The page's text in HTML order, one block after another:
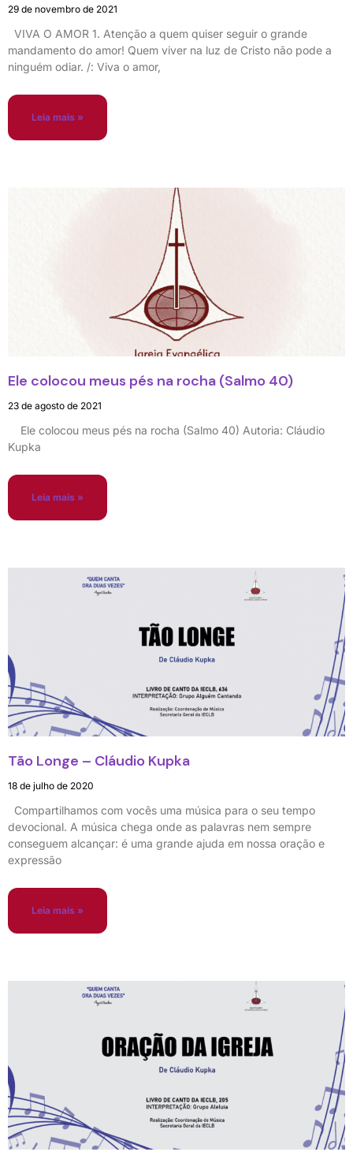
29 de novembro de 2021
VIVA O AMOR 1. Atenção a quem quiser seguir o grande
mandamento do amor! Quem viver na luz de Cristo não pode a
ninguém odiar. /: Viva o amor,
Leia mais »
Ele colocou meus pés na rocha (Salmo 40)
23 de agosto de 2021
Ele colocou meus pés na rocha (Salmo 40) Autoria: Cláudio
Kupka
Leia mais »
Tão Longe – Cláudio Kupka
18 de julho de 2020
Compartilhamos com vocês uma música para o seu tempo
devocional. A música chega onde as palavras nem sempre
conseguem alcançar: é uma grande ajuda em nossa oração e
expressão
Leia mais »